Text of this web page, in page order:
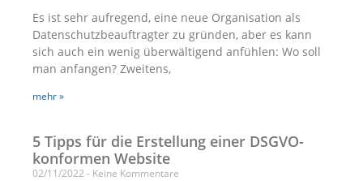
Es ist sehr aufregend, eine neue Organisation als
Datenschutzbeauftragter zu gründen, aber es kann
sich auch ein wenig überwältigend anfühlen: Wo soll
man anfangen? Zweitens,
mehr »
5 Tipps für die Erstellung einer DSGVO-
konformen Website
02/11/2022 Keine Kommentare